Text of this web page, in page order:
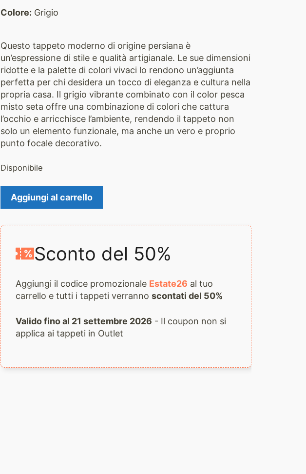
Colore: Grigio
Questo tappeto moderno di origine persiana è
un’espressione di stile e qualità artigianale. Le sue dimensioni
ridotte e la palette di colori vivaci lo rendono un’aggiunta
perfetta per chi desidera un tocco di eleganza e cultura nella
propria casa. Il grigio vibrante combinato con il color pesca
misto seta offre una combinazione di colori che cattura
l’occhio e arricchisce l’ambiente, rendendo il tappeto non
solo un elemento funzionale, ma anche un vero e proprio
punto focale decorativo.
Disponibile
Tappeto
Moderno
quantità
Aggiungi al carrello
Sconto del 50%
Aggiungi il codice promozionale Estate26 al tuo
carrello e tutti i tappeti verranno scontati del 50%
Valido fino al 21 settembre 2026 - Il coupon non si
applica ai tappeti in Outlet